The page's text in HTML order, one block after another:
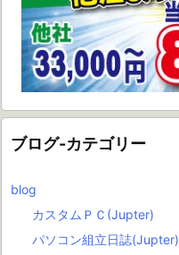
ブログ-カテゴリー
blog
カスタムＰＣ(Jupter)
パソコン組立日誌(Jupter)